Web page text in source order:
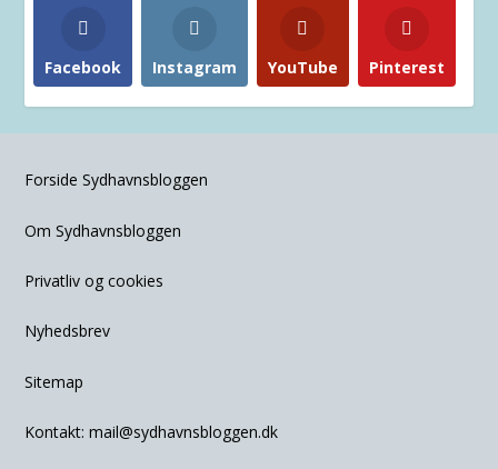
Facebook Instagram YouTube Pinterest
Forside Sydhavnsbloggen
Om Sydhavnsbloggen
Privatliv og cookies
Nyhedsbrev
Sitemap
Kontakt:mail@sydhavnsbloggen.dk